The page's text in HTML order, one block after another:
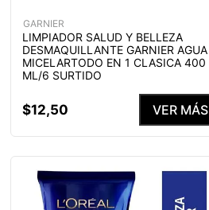
GARNIER
LIMPIADOR SALUD Y BELLEZA
DESMAQUILLANTE GARNIER AGUA
MICELARTODO EN 1 CLASICA 400
ML/6 SURTIDO
$12,50 VER MÁS